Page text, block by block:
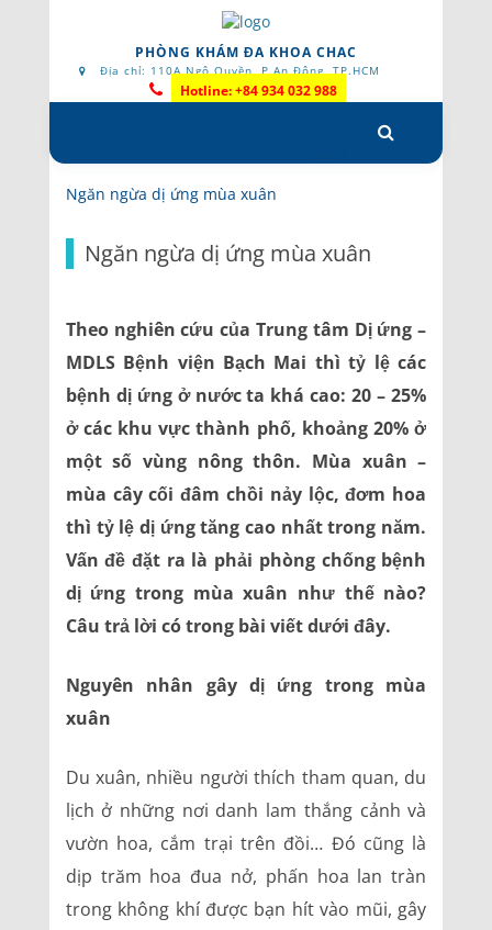
PHÒNG KHÁM ĐA KHOA CHAC
Địa chỉ: 110A Ngô Quyền, P.An Đông, TP.HCM
Hotline: +84 934 032 988
to
Ngăn ngừa dị ứng mùa xuân
Ngăn ngừa dị ứng mùa xuân
Theo nghiên cứu của Trung tâm Dị ứng –
MDLS Bệnh viện Bạch Mai thì tỷ lệ các
bệnh dị ứng ở nước ta khá cao: 20 – 25%
ở các khu vực thành phố, khoảng 20% ở
một số vùng nông thôn. Mùa xuân –
mùa cây cối đâm chồi nảy lộc, đơm hoa
thì tỷ lệ dị ứng tăng cao nhất trong năm.
Vấn đề đặt ra là phải phòng chống bệnh
dị ứng trong mùa xuân như thế nào?
Câu trả lời có trong bài viết dưới đây.
Nguyên nhân gây dị ứng trong mùa
xuân
Du xuân, nhiều người thích tham quan, du
lịch ở những nơi danh lam thắng cảnh và
vườn hoa, cắm trại trên đồi… Đó cũng là
dịp trăm hoa đua nở, phấn hoa lan tràn
trong không khí được bạn hít vào mũi, gây